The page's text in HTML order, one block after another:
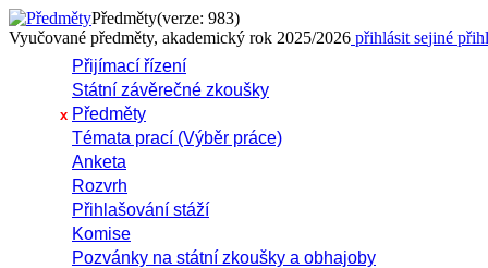
Předměty(verze: 983)
Vyučované předměty, akademický rok 2025/2026 přihlásit sejiné
Přijímací řízení
Státní závěrečné zkoušky
x Předměty
Témata prací (Výběr práce)
Anketa
Rozvrh
Přihlašování stáží
Komise
Pozvánky na státní zkoušky a obhajoby